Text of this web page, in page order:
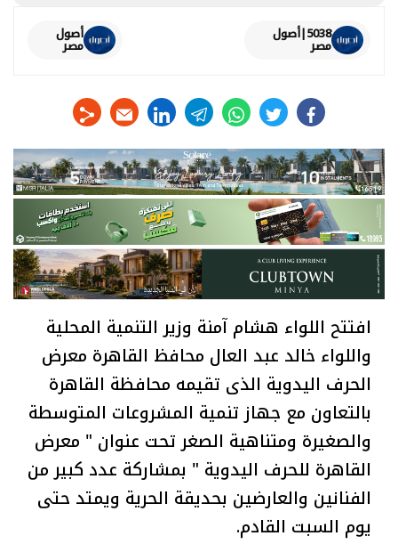
5038|أصول
مصر
أصول
مصر
facebook
twitter
whats
telegram
linkedin
افتتح اللواء هشام آمنة وزير التنمية المحلية
واللواء خالد عبد العال محافظ القاهرة معرض
الحرف اليدوية الذى تقيمه محافظة القاهرة
بالتعاون مع جهاز تنمية المشروعات المتوسطة
والصغيرة ومتناهية الصغر تحت عنوان " معرض
القاهرة للحرف اليدوية " بمشاركة عدد كبير من
الفنانين والعارضين بحديقة الحرية ويمتد حتى
يوم السبت القادم.